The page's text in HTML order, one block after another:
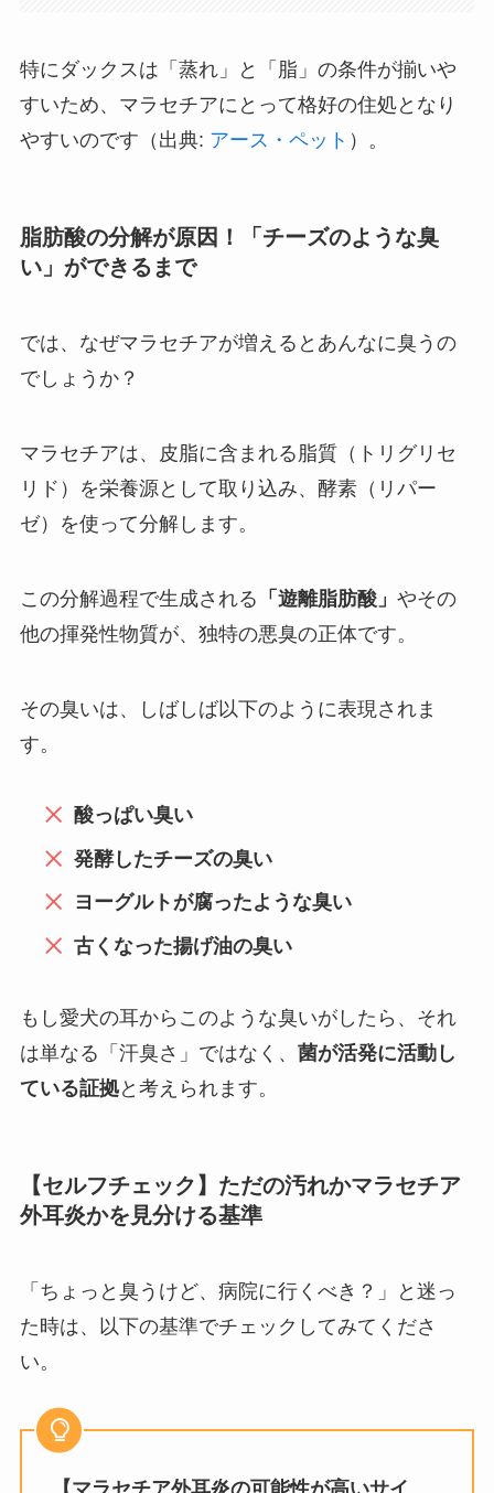
特にダックスは「蒸れ」と「脂」の条件が揃いや
すいため、マラセチアにとって格好の住処となり
やすいのです（出典: アース・ペット ）。
脂肪酸の分解が原因！「チーズのような臭
い」ができるまで
では、なぜマラセチアが増えるとあんなに臭うの
でしょうか？
マラセチアは、皮脂に含まれる脂質（トリグリセ
リド）を栄養源として取り込み、酵素（リパー
ゼ）を使って分解します。
この分解過程で生成される 「遊離脂肪酸」 やその
他の揮発性物質が、独特の悪臭の正体です。
その臭いは、しばしば以下のように表現されま
す。
酸っぱい臭い
発酵したチーズの臭い
ヨーグルトが腐ったような臭い
古くなった揚げ油の臭い
もし愛犬の耳からこのような臭いがしたら、それ
は単なる「汗臭さ」ではなく、 菌が活発に活動し
ている証拠と考えられます。
【セルフチェック】ただの汚れかマラセチア
外耳炎かを見分ける基準
「ちょっと臭うけど、病院に行くべき？」と迷っ
た時は、以下の基準でチェックしてみてくださ
い。
【マラセチア外耳炎の可能性が高いサイ